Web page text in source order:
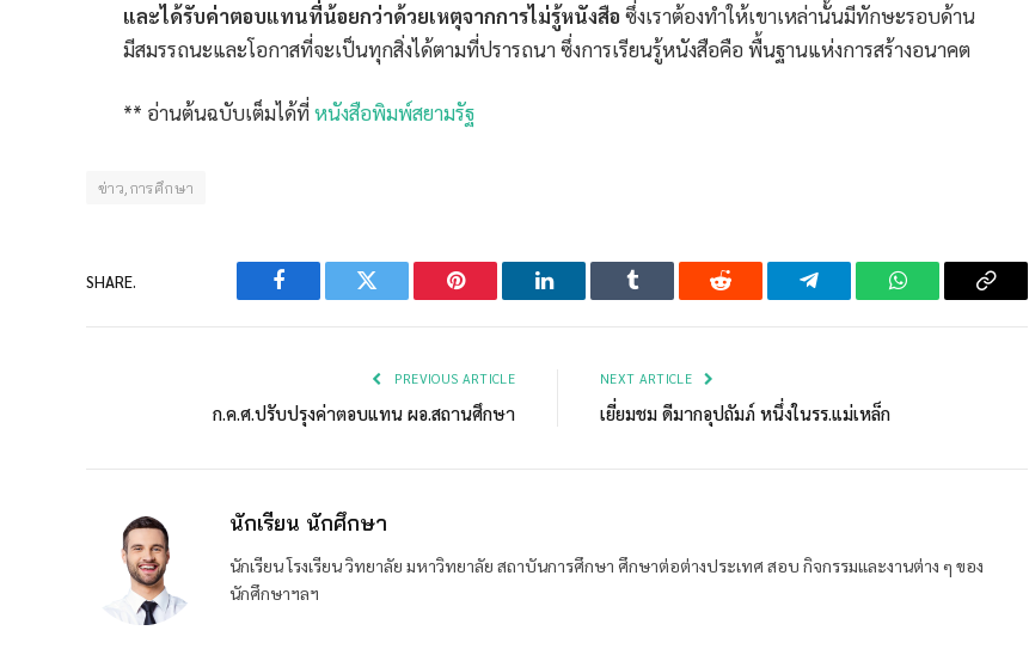
และได้รับค่าตอบแทนที่น้อยกว่าด้วยเหตุจากการไม่รู้หนังสือ ซึ่งเราต้องทำให้เขาเหล่านั้นมีทักษะรอบด้าน
มีสมรรถนะและโอกาสที่จะเป็นทุกสิ่งได้ตามที่ปรารถนา ซึ่งการเรียนรู้หนังสือคือ พื้นฐานแห่งการสร้างอนาคต
** อ่านต้นฉบับเต็มได้ที่หนังสือพิมพ์สยามรัฐ
ข่าว,การศึกษา
SHARE.
Facebook Twitter Pinterest LinkedIn Tumblr Reddit Telegram WhatsAppCopy
PREVIOUS ARTICLE
ก.ค.ศ.ปรับปรุงค่าตอบแทน ผอ.สถานศึกษา
NEXT ARTICLE
เยี่ยมชม ดีมากอุปถัมภ์ หนึ่งในรร.แม่เหล็ก
นักเรียน นักศึกษา
นักเรียน โรงเรียน วิทยาลัย มหาวิทยาลัย สถาบันการศึกษา ศึกษาต่อต่างประเทศ สอบ กิจกรรมและงานต่าง ๆ ของ
นักศึกษาฯลฯ